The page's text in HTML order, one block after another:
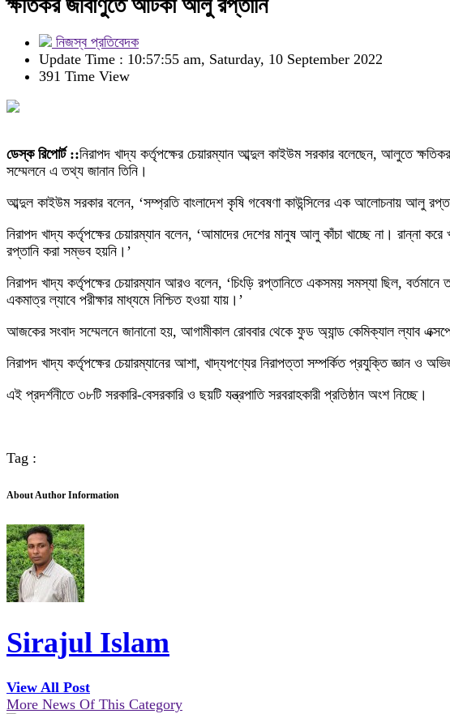
ক্ষতিকর জীবাণুতে আটকা আলু রপ্তানি
নিজস্ব প্রতিবেদক
Update Time : 10:57:55 am, Saturday, 10 September 2022
391 Time View
ডেস্ক রিপোর্ট ::নিরাপদ খাদ্য কর্তৃপক্ষের চেয়ারম্যান আব্দুল কাইউম সরকার বলেছেন, আলুতে
সম্মেলনে এ তথ্য জানান তিনি।
আব্দুল কাইউম সরকার বলেন, ‘সম্প্রতি বাংলাদেশ কৃষি গবেষণা কাউন্সিলের এক আলোচনায় আলু
নিরাপদ খাদ্য কর্তৃপক্ষের চেয়ারম্যান বলেন, ‘আমাদের দেশের মানুষ আলু কাঁচা খাচ্ছে না। রান্না
রপ্তানি করা সম্ভব হয়নি।’
নিরাপদ খাদ্য কর্তৃপক্ষের চেয়ারম্যান আরও বলেন, ‘চিংড়ি রপ্তানিতে একসময় সমস্যা ছিল,
একমাত্র ল্যাবে পরীক্ষার মাধ্যমে নিশ্চিত হওয়া যায়।’
আজকের সংবাদ সম্মেলনে জানানো হয়, আগামীকাল রোববার থেকে ফুড অ্যান্ড কেমিক্যাল ল্যাব
নিরাপদ খাদ্য কর্তৃপক্ষের চেয়ারম্যানের আশা, খাদ্যপণ্যের নিরাপত্তা সম্পর্কিত প্রযুক্তি জ্ঞান ও
এই প্রদর্শনীতে ৩৮টি সরকারি-বেসরকারি ও ছয়টি যন্ত্রপাতি সরবরাহকারী প্রতিষ্ঠান অংশ নিচ্ছে।
Tag :
About Author Information
Sirajul Islam
View All Post
More News Of This Category